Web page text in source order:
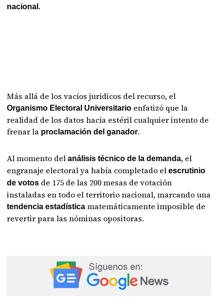
nacional .
Más allá de los vacíos jurídicos del recurso, el
Organismo Electoral Universitario enfatizó que la
realidad de los datos hacía estéril cualquier intento de
frenar la proclamación del ganador.
Al momento delanálisis técnico de la demanda, el
engranaje electoral ya había completado elescrutinio
de votos de 175 de las 200 mesas de votación
instaladas en todo el territorio nacional, marcando una
tendencia estadística matemáticamente imposible de
revertir para las nóminas opositoras.